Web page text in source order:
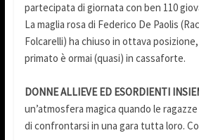
partecipata di giornata con ben 110
La maglia rosa di Federico De Paolis
Folcarelli) ha chiuso in ottava
primato è ormai (quasi) in cassaforte.
DONNE ALLIEVE ED ESORDIENTI
un’atmosfera magica quando le
di confrontarsi in una gara tutta loro.